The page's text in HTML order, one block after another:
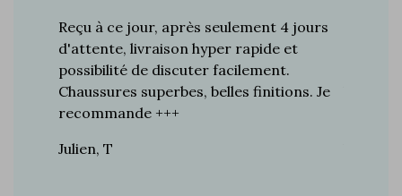
Reçu à ce jour, après seulement 4 jours
d'attente, livraison hyper rapide et
possibilité de discuter facilement.
Chaussures superbes, belles finitions. Je
recommande +++
Julien, T